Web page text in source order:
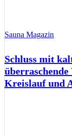
Sauna Magazin
Schluss mit
Kreislauf und